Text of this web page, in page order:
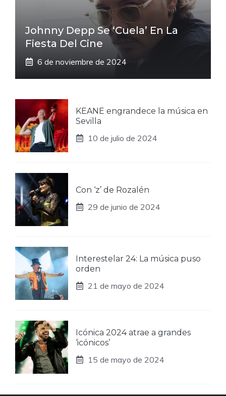
Johnny Depp Se ‘cuela’ En La
Fiesta Del Cine
6 de noviembre de 2024
KEANE engrandece la música en
Sevilla
10 de julio de 2024
Con ‘z’ de Rozalén
29 de junio de 2024
Interestelar 24: La música puso
orden
21 de mayo de 2024
Icónica 2024 atrae a grandes
‘icónicos’
15 de mayo de 2024